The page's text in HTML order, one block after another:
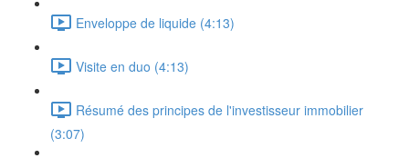
Enveloppe de liquide (4:13)
Visite en duo (4:13)
Résumé des principes de l'investisseur immobilier
(3:07)